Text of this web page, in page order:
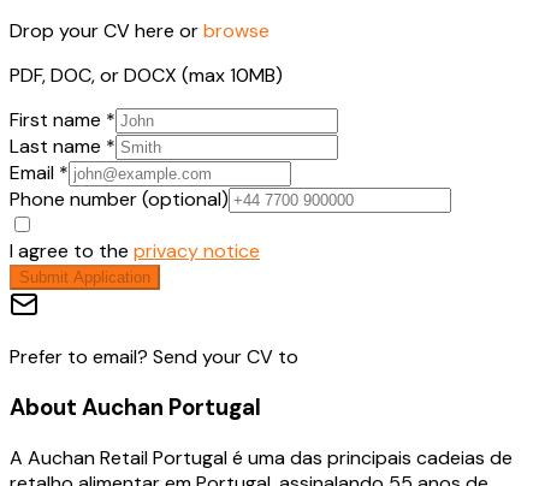
Drop your CV here orbrowse
PDF, DOC, or DOCX (max 10MB)
First name *
Last name *
Email *
Phone number (optional)
I agree to the privacy notice
Submit Application
Prefer to email? Send your CV to
About Auchan Portugal
A Auchan Retail Portugal é uma das principais cadeias de